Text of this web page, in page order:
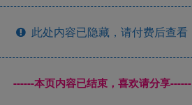
此处内容已隐藏，请付费后查看
------本页内容已结束，喜欢请分享------